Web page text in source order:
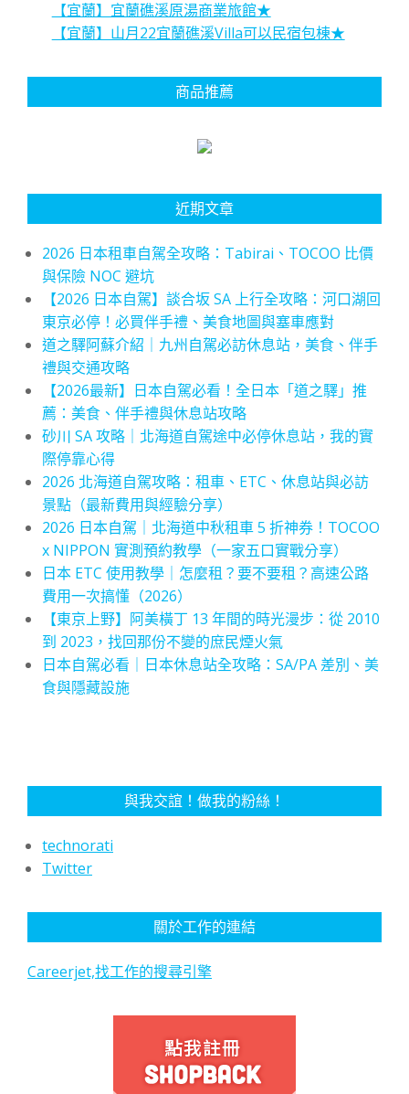
【宜蘭】宜蘭礁溪原湯商業旅館★
【宜蘭】山月22宜蘭礁溪Villa可以民宿包棟★
商品推薦
近期文章
2026 日本租車自駕全攻略：Tabirai、TOCOO 比價
與保險 NOC 避坑
【2026 日本自駕】談合坂 SA 上行全攻略：河口湖回
東京必停！必買伴手禮、美食地圖與塞車應對
道之驛阿蘇介紹｜九州自駕必訪休息站，美食、伴手
禮與交通攻略
【2026最新】日本自駕必看！全日本「道之驛」推
薦：美食、伴手禮與休息站攻略
砂川 SA 攻略｜北海道自駕途中必停休息站，我的實
際停靠心得
2026 北海道自駕攻略：租車、ETC、休息站與必訪
景點（最新費用與經驗分享）
2026 日本自駕｜北海道中秋租車 5 折神券！TOCOO
x NIPPON 實測預約教學（一家五口實戰分享）
日本 ETC 使用教學｜怎麼租？要不要租？高速公路
費用一次搞懂（2026）
【東京上野】阿美橫丁 13 年間的時光漫步：從 2010
到 2023，找回那份不變的庶民煙火氣
日本自駕必看｜日本休息站全攻略：SA/PA 差別、美
食與隱藏設施
與我交誼！做我的粉絲！
technorati
Twitter
關於工作的連結
Careerjet,找工作的搜尋引擎